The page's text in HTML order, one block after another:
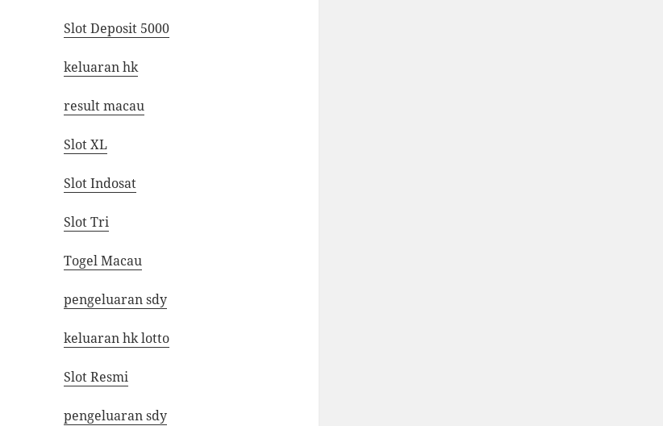
Slot Deposit 5000
keluaran hk
result macau
Slot XL
Slot Indosat
Slot Tri
Togel Macau
pengeluaran sdy
keluaran hk lotto
Slot Resmi
pengeluaran sdy